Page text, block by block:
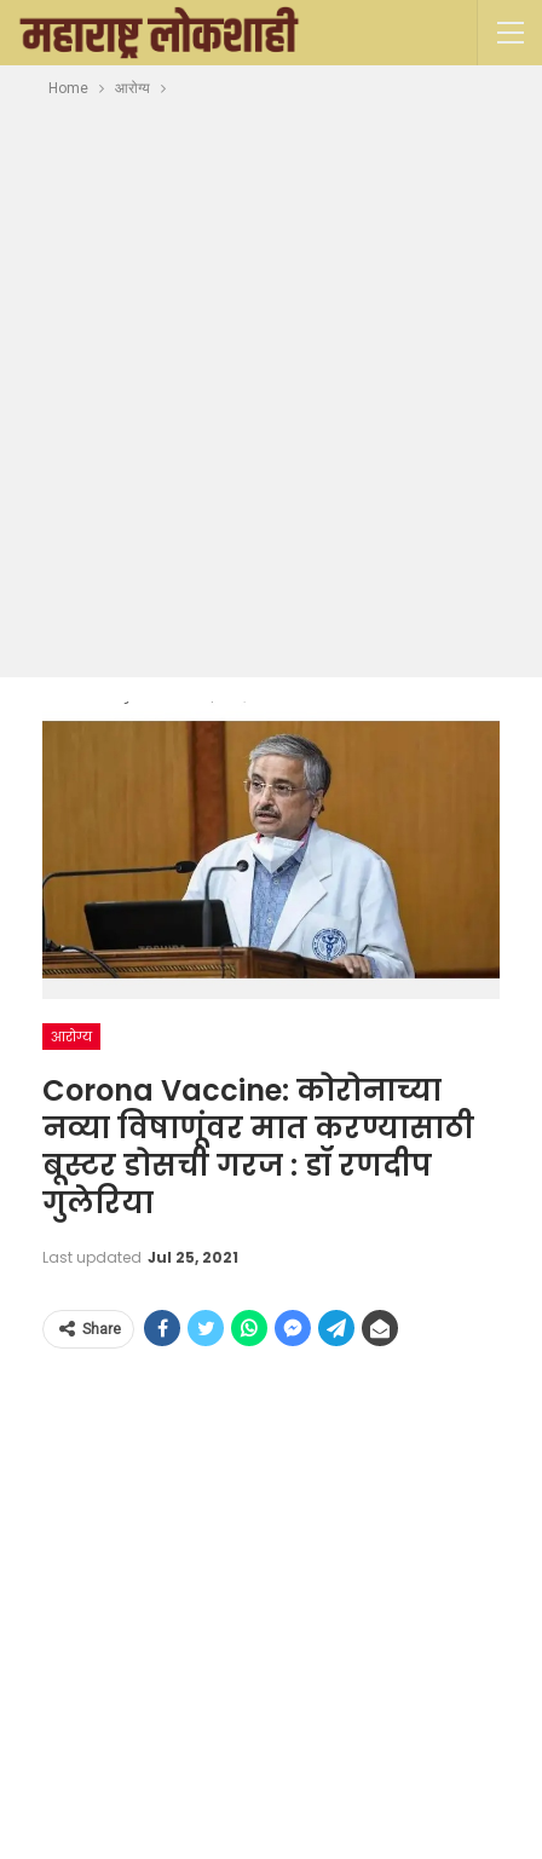
Home आरोग्य
आरोग्य
Corona Vaccine: कोरोनाच्या
नव्या विषाणूंवर मात करण्यासाठी
बूस्टर डोसची गरज : डॉ रणदीप
गुलेरिया
Last updated Jul 25, 2021
Share